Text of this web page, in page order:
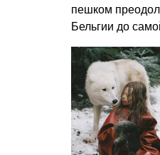
пешком
Бельгии до